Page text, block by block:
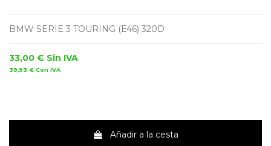
BMW SERIE 3 TOURING (E46) 320D
33,00 € Sin IVA
39,93 € Con IVA
Añadir a la cesta